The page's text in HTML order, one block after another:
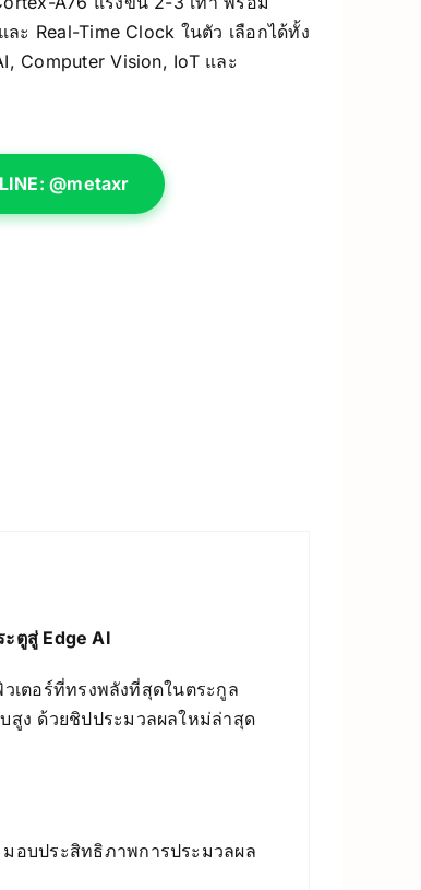
ะ Real-Time Clock ในตัว เลือกได้ทั้ง
Computer Vision, IoT และ
@metaxr
ตูสู่ Edge AI
เตอร์ที่ทรงพลังที่สุดในตระกูล
สูง ด้วยชิปประมวลผลใหม่ล่าสุด
อบประสิทธิภาพการประมวลผล